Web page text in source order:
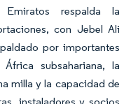
respalda la
con Jebel Ali
por importantes
subsahariana, la
milla y la capacidad de